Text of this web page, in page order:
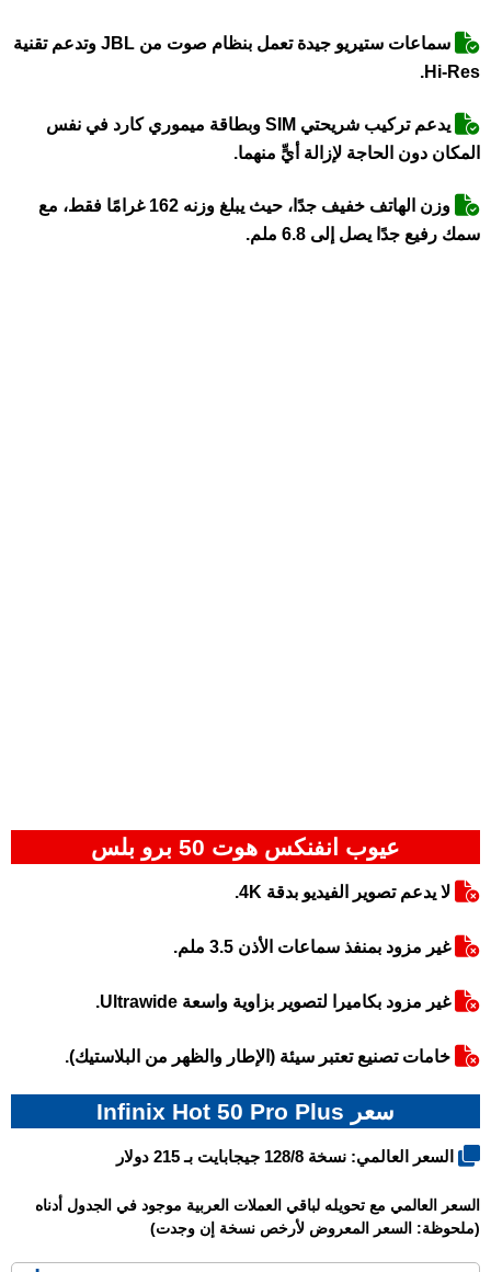
سماعات ستيريو جيدة تعمل بنظام صوت من JBL وتدعم تقنية
Hi-Res.
يدعم تركيب شريحتي SIM وبطاقة ميموري كارد في نفس
المكان دون الحاجة لإزالة أيٍّ منهما.
وزن الهاتف خفيف جدًا، حيث يبلغ وزنه 162 غرامًا فقط، مع
سمك رفيع جدًا يصل إلى 6.8 ملم.
عيوب انفنكس هوت 50 برو بلس
لا يدعم تصوير الفيديو بدقة 4K.
غير مزود بمنفذ سماعات الأذن 3.5 ملم.
غير مزود بكاميرا لتصوير بزاوية واسعة Ultrawide.
خامات تصنيع تعتبر سيئة (الإطار والظهر من البلاستيك).
سعر Infinix Hot 50 Pro Plus
السعر العالمي: نسخة 128/8 جيجابايت بـ 215 دولار
السعر العالمي مع تحويله لباقي العملات العربية موجود في الجدول أدناه
(ملحوظة: السعر المعروض لأرخص نسخة إن وجدت)